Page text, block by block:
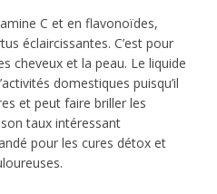
C et en flavonoïdes,
éclaircissantes. C’est pour
cheveux et la peau. Le liquide
domestiques puisqu’il
et peut faire briller les
taux intéressant
pour les cures détox et